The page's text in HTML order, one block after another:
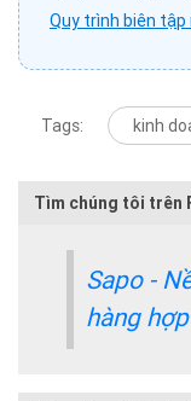
Quy trình biên tập
Tags: kinh
Tìm chúng tôi trên
Sapo -
hàng